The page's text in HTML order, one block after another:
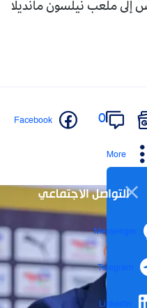
30 مناصرا أمس إلى ملعب نيلسون مانديلا
0
Facebook
More
التواصل الاجتماعي
Messenger
Telegram
LinkedIn